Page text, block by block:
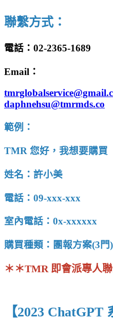
聯繫方式：
電話：02-2365-1689
Email：
daphnehsu@tmrmds.co
範例：
TMR 您好，我想要購買
姓名：許小美
電話：09-xxx-xxx
室內電話：0x-xxxxxx
購買種類：團報方案(3門
＊＊TMR 即會派專人
【2023 ChatGPT